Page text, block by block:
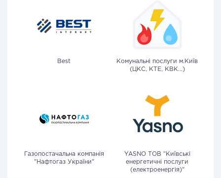
Best
Комунальні послуги м.Київ
(ЦКС, КТЕ, КВК...)
Газопостачальна компанія
"Нафтогаз України"
YASNO ТОВ "Київські
енергетичні послуги
(електроенергія)"